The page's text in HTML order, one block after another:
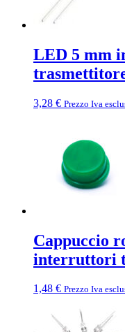
LED 5 mm
3,28 € Prezzo Iva
Cappuccio
interruttori
1,48 € Prezzo Iva